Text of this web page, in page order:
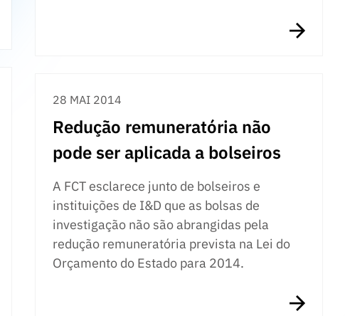
28 MAI 2014
Redução remuneratória não
pode ser aplicada a bolseiros
A FCT esclarece junto de bolseiros e
instituições de I&D que as bolsas de
investigação não são abrangidas pela
redução remuneratória prevista na Lei do
Orçamento do Estado para 2014.